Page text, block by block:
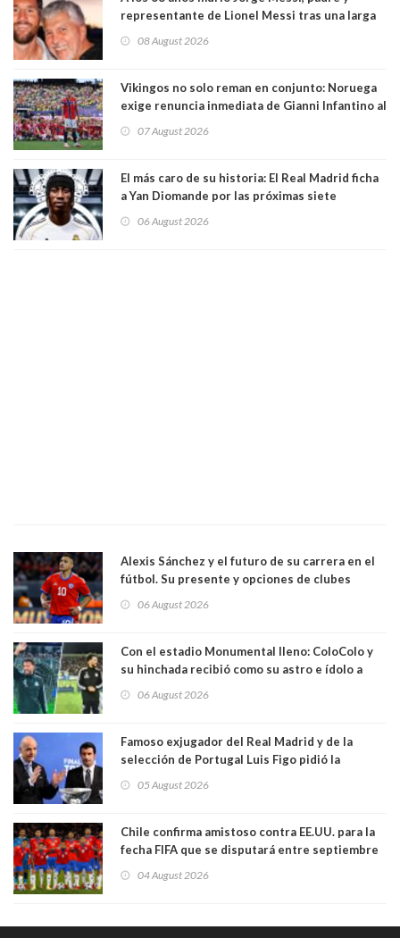
representante de Lionel Messi tras una larga
08 August 2026
Vikingos no solo reman en conjunto: Noruega
exige renuncia inmediata de Gianni Infantino al
07 August 2026
El más caro de su historia: El Real Madrid ficha
a Yan Diomande por las próximas siete
06 August 2026
Alexis Sánchez y el futuro de su carrera en el
fútbol. Su presente y opciones de clubes
06 August 2026
Con el estadio Monumental lleno: ColoColo y
su hinchada recibió como su astro e ídolo a
06 August 2026
Famoso exjugador del Real Madrid y de la
selección de Portugal Luis Figo pidió la
comportamiento más bajo y cobarde que he
05 August 2026
Chile confirma amistoso contra EE.UU. para la
fecha FIFA que se disputará entre septiembre
04 August 2026